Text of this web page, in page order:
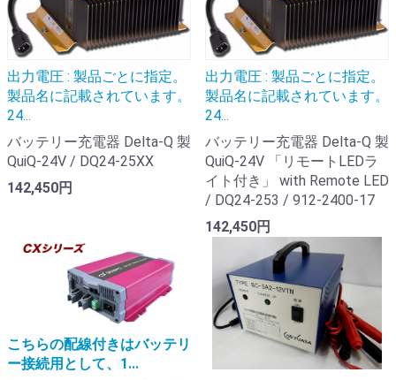
出力電圧 : 製品ごとに指定。
製品名に記載されています。
24...
バッテリー充電器 Delta-Q 製
QuiQ-24V / DQ24-25XX
142,450円
出力電圧 : 製品ごとに指定。
製品名に記載されています。
24...
バッテリー充電器 Delta-Q 製
QuiQ-24V 「リモートLEDラ
イト付き」 with Remote LED
/ DQ24-253 / 912-2400-17
142,450円
こちらの配線付きはバッテリ
ー接続用として、1...